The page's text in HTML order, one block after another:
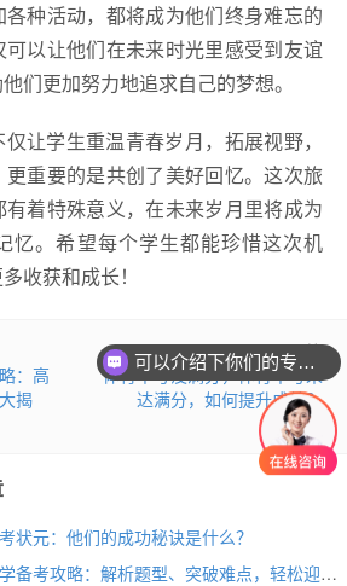
种活动，都将成为他们终身难忘的
以让他们在未来时光里感受到友谊
们更加努力地追求自己的梦想。
让学生重温青春岁月，拓展视野，
重要的是共创了美好回忆。这次旅
着特殊意义，在未来岁月里将成为
忆。希望每个学生都能珍惜这次机
收获和成长！
：高
揭
下一篇
体育中考没满分，体育中考未
达满分，如何提升成绩？
状元：他们的成功秘诀是什么？
中考数学中考，中考数学备考攻略：解析题型、突破难点，轻松迎战！
可以介绍下你们的专业吗？